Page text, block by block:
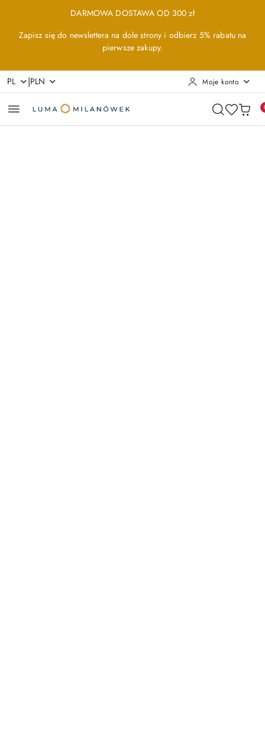
Przejdź do treści głównej
Przejdź do wyszukiwarki
Przejdź do moje konto
Przejdź do menu głównego
Przejdź do opisu produktu
Przejdź do stopkiDARMOWA DOSTAWA OD 300 zł
Zapisz się do newslettera na dole strony i odbierz 5% rabatu na
pierwsze zakupy.
PL |PLN Moje konto